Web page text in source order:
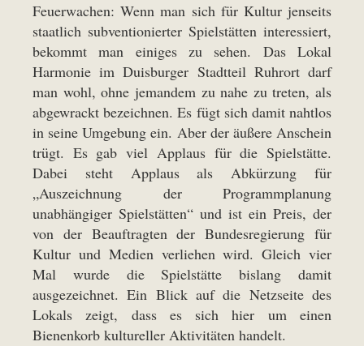
Feuerwachen: Wenn man sich für Kultur jenseits
staatlich subventionierter Spielstätten interessiert,
bekommt man einiges zu sehen. Das Lokal
Harmonie im Duisburger Stadtteil Ruhrort darf
man wohl, ohne jemandem zu nahe zu treten, als
abgewrackt bezeichnen. Es fügt sich damit nahtlos
in seine Umgebung ein. Aber der äußere Anschein
trügt. Es gab viel Applaus für die Spielstätte.
Dabei steht Applaus als Abkürzung für
„Auszeichnung der Programmplanung
unabhängiger Spielstätten“ und ist ein Preis, der
von der Beauftragten der Bundesregierung für
Kultur und Medien verliehen wird. Gleich vier
Mal wurde die Spielstätte bislang damit
ausgezeichnet. Ein Blick auf die Netzseite des
Lokals zeigt, dass es sich hier um einen
Bienenkorb kultureller Aktivitäten handelt.